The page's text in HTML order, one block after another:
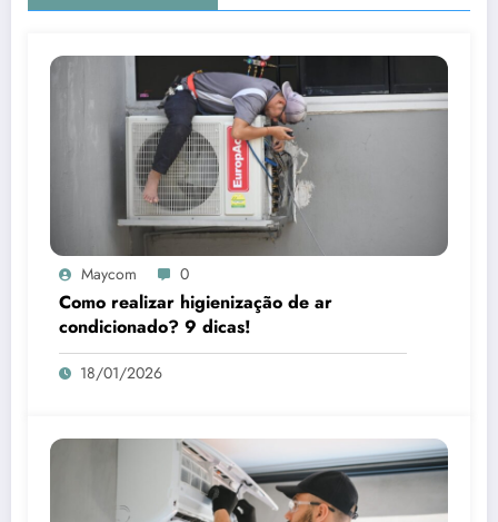
Maycom 0
Como realizar higienização de ar
condicionado? 9 dicas!
18/01/2026